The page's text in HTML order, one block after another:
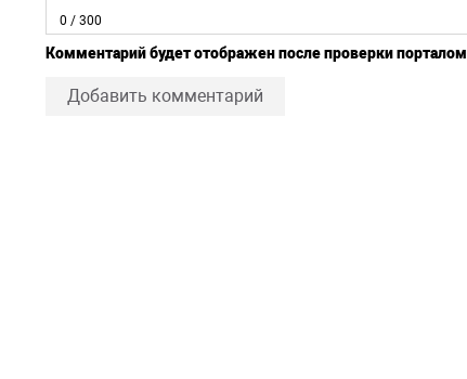
0 / 300
Комментарий будет отображен после проверки порталом
Добавить комментарий